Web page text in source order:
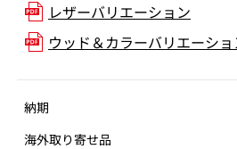
レザーバリエーション
ウッド＆カラーバリエーショ
納期
海外取り寄せ品